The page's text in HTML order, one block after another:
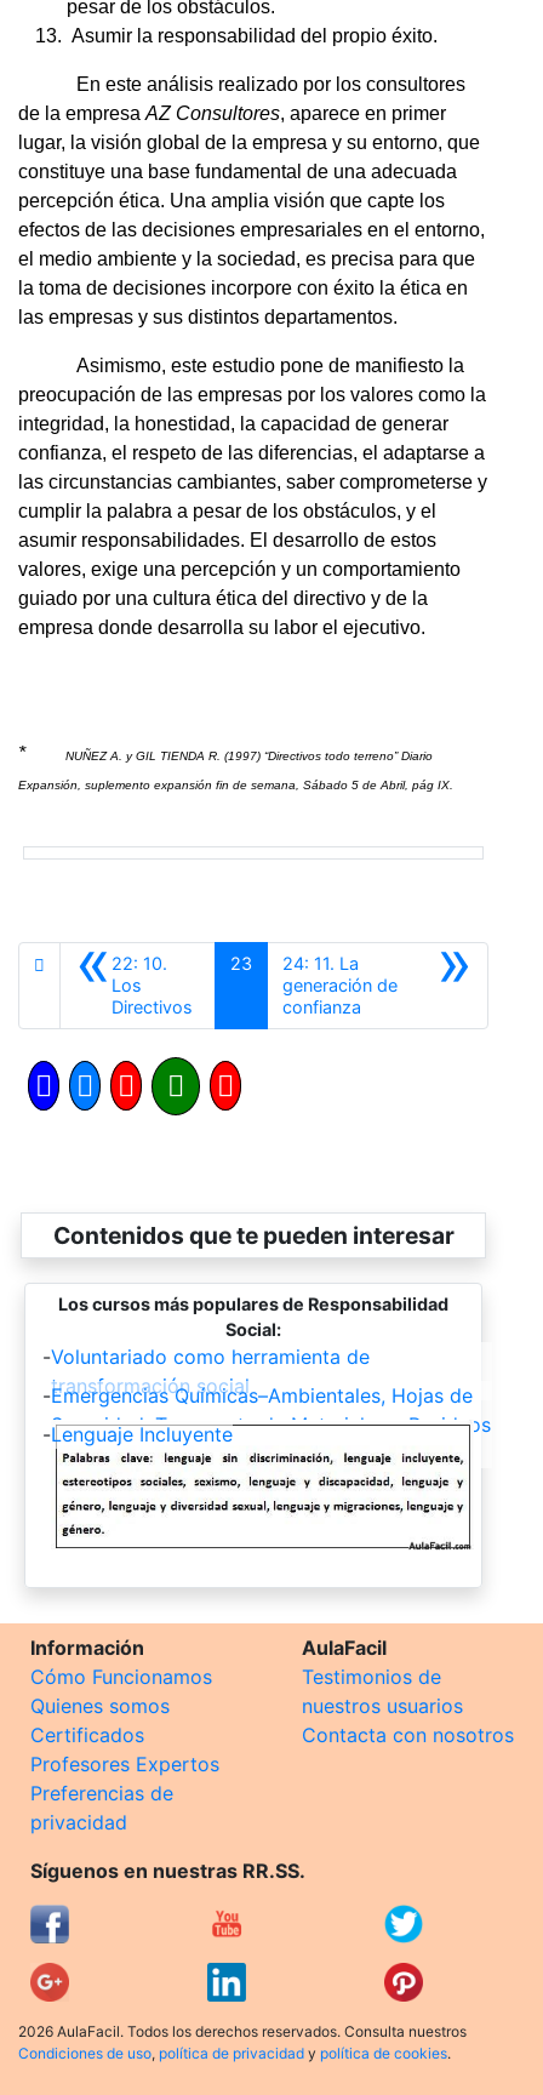
pesar de los obstáculos.
Asumir la responsabilidad del propio éxito.
En este análisis realizado por los consultores
de la empresa AZ Consultores, aparece en primer
lugar, la visión global de la empresa y su entorno, que
constituye una base fundamental de una adecuada
percepción ética. Una amplia visión que capte los
efectos de las decisiones empresariales en el entorno,
el medio ambiente y la sociedad, es precisa para que
la toma de decisiones incorpore con éxito la ética en
las empresas y sus distintos departamentos.
Asimismo, este estudio pone de manifiesto la
preocupación de las empresas por los valores como la
integridad, la honestidad, la capacidad de generar
confianza, el respeto de las diferencias, el adaptarse a
las circunstancias cambiantes, saber comprometerse y
cumplir la palabra a pesar de los obstáculos, y el
asumir responsabilidades. El desarrollo de estos
valores, exige una percepción y un comportamiento
guiado por una cultura ética del directivo y de la
empresa donde desarrolla su labor el ejecutivo.
* NUÑEZ A. y GIL TIENDA R. (1997) “Directivos todo terreno” Diario
Expansión, suplemento expansión fin de semana, Sábado 5 de Abril, pág IX.
«22: 10.
Los
Directivos
23 »
24: 11. La
generación de
confianzaSiguiente
Contenidos que te pueden interesar
Los cursos más populares de Responsabilidad
Social:
-Voluntariado como herramienta de
transformación social
-Emergencias Químicas–Ambientales, Hojas de
Seguridad, Transporte de Materiales y Residuos
Peligrosos, Principios de Toxicología
-Lenguaje Incluyente
Información
Cómo Funcionamos
Quienes somos
Certificados
Profesores Expertos
Preferencias de
privacidad
AulaFacil
Testimonios de
nuestros usuarios
Contacta con nosotros
Síguenos en nuestras RR.SS.
2026 AulaFacil. Todos los derechos reservados. Consulta nuestros
Condiciones de uso, política de privacidad y política de cookies.